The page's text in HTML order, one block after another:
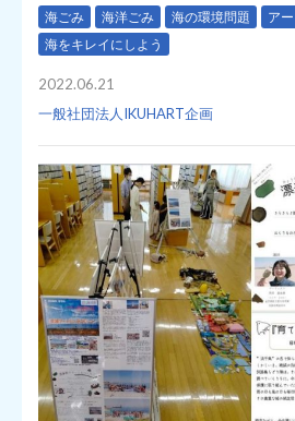
海ごみ 海洋ごみ 海の環境問題
アー
海をキレイにしよう
2022.06.21
一般社団法人IKUHART企画